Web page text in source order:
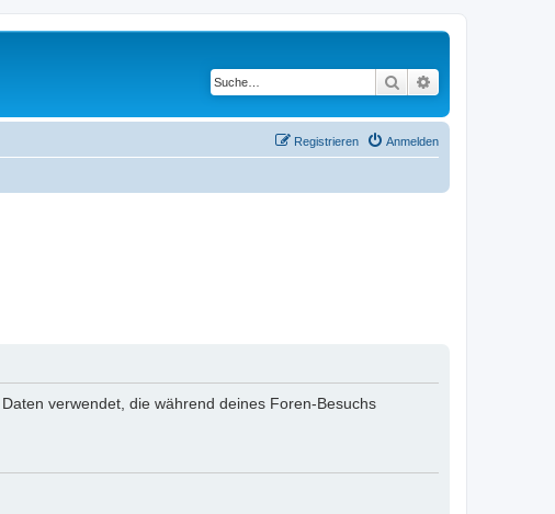
Suche
Anmelden
Registrieren
verwendet, die während deines Foren-Besuchs